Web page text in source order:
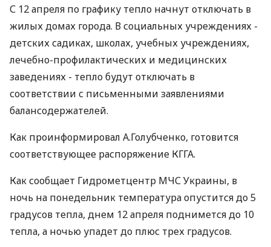
С 12 апреля по графику тепло начнут отключать в
жилых домах города. В социальных учреждениях -
детских садиках, школах, учебных учреждениях,
лечебно-профилактических и медицинских
заведениях - тепло будут отключать в
соответствии с письменными заявлениями
балансодержателей.
Как проинформировал А.Голубченко, готовится
соответствующее распоряжение КГГА.
Как сообщает Гидрометцентр МЧС Украины, в
ночь на понедельник температура опустится до 5
градусов тепла, днем 12 апреля поднимется до 10
тепла, а ночью упадет до плюс трех градусов.